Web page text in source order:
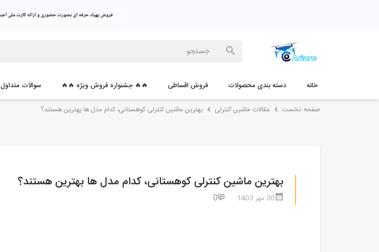
خانه دسته بندی محصولات فروش اقساطی 🔥🔥 جشنواره فروش ویژه 🔥🔥 سوالات متداول
صفحه نخست مقالات ماشین کنترلی بهترین ماشین کنترلی کوهستانی، کدام مدل ها بهترین هستند؟
بهترین ماشین کنترلی کوهستانی، کدام مدل ها بهترین هستند؟
30 مهر 1403 0